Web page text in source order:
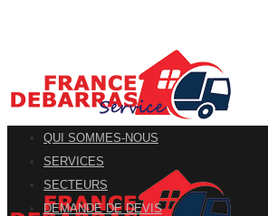
QUI SOMMES-NOUS
SERVICES
SECTEURS
DEMANDE DE DEVIS